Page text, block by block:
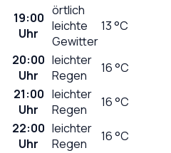
19:00
Uhr
örtlich
leichte
Gewitter
13°C
20:00
Uhr
leichter
Regen
16°C
21:00
Uhr
leichter
Regen
16°C
22:00
Uhr
leichter
Regen
16°C